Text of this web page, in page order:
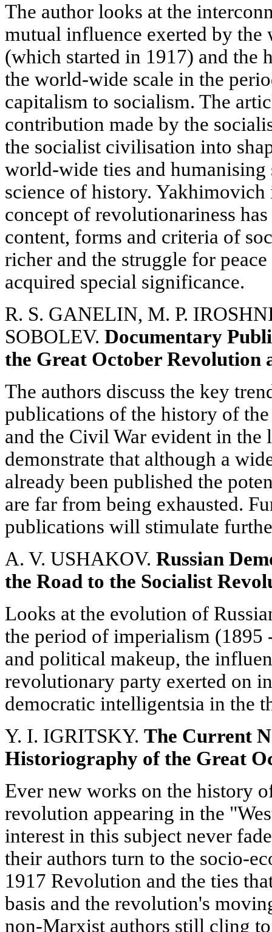
The author looks at the
mutual influence exerted by
(which started in 1917) and the
the world-wide scale in the
capitalism to socialism. The
contribution made by the
the socialist civilisation into
world-wide ties and
science of history.
concept of revolutionariness
content, forms and criteria of
richer and the struggle for
acquired special significance.
R. S. GANELIN, M. P.
SOBOLEV. Documentary
the Great October Revolution
The authors discuss the key
publications of the history of
and the Civil War evident in the
demonstrate that although a
already been published the
are far from being exhausted.
publications will stimulate
A. V. USHAKOV. Russian
the Road to the Socialist
Looks at the evolution of
the period of imperialism (1895
and political makeup, the
revolutionary party exerted on
democratic intelligentsia in the
Y. I. IGRITSKY. The Current
Historiography of the Great
Ever new works on the history
revolution appearing in the
interest in this subject never
their authors turn to the socio-
1917 Revolution and the ties
basis and the revolution's
non-Marxist authors still cling